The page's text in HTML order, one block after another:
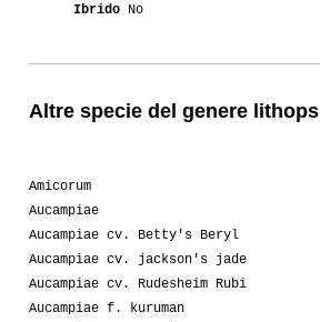
Ibrido No
Altre specie del genere lithops
Amicorum
Aucampiae
Aucampiae cv. Betty's Beryl
Aucampiae cv. jackson's jade
Aucampiae cv. Rudesheim Rubi
Aucampiae f. kuruman